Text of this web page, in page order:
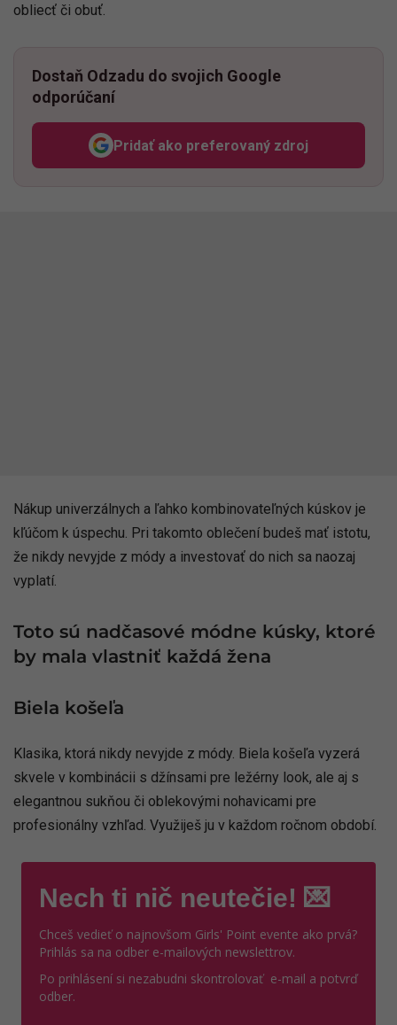
obliecť či obuť.
Dostaň Odzadu do svojich Google
odporúčaní
Pridať ako preferovaný zdroj
Odzadu, odkaz sa otvorí v
Nákup univerzálnych a ľahko kombinovateľných kúskov je
kľúčom k úspechu. Pri takomto oblečení budeš mať istotu,
že nikdy nevyjde z módy a investovať do nich sa naozaj
vyplatí.
Toto sú nadčasové módne kúsky, ktoré
by mala vlastniť každá žena
Biela košeľa
Klasika, ktorá nikdy nevyjde z módy. Biela košeľa vyzerá
skvele v kombinácii s džínsami pre ležérny look, ale aj s
elegantnou sukňou či oblekovými nohavicami pre
profesionálny vzhľad. Využiješ ju v každom ročnom období.
Nech ti nič neutečie! 💌
Chceš vedieť o najnovšom Girls' Point evente ako prvá?
Prihlás sa na odber e-mailových newslettrov.
Po prihlásení si nezabudni skontrolovať e-mail a potvrď
odber.